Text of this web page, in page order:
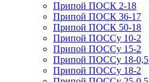
Припой ПОСК 2-18
Припой ПОСК 36-17
Припой ПОСК 50-18
Припой ПОССу 10-2
Припой ПОССу 15-2
Припой ПОССу 18-0,5
Припой ПОССу 18-2